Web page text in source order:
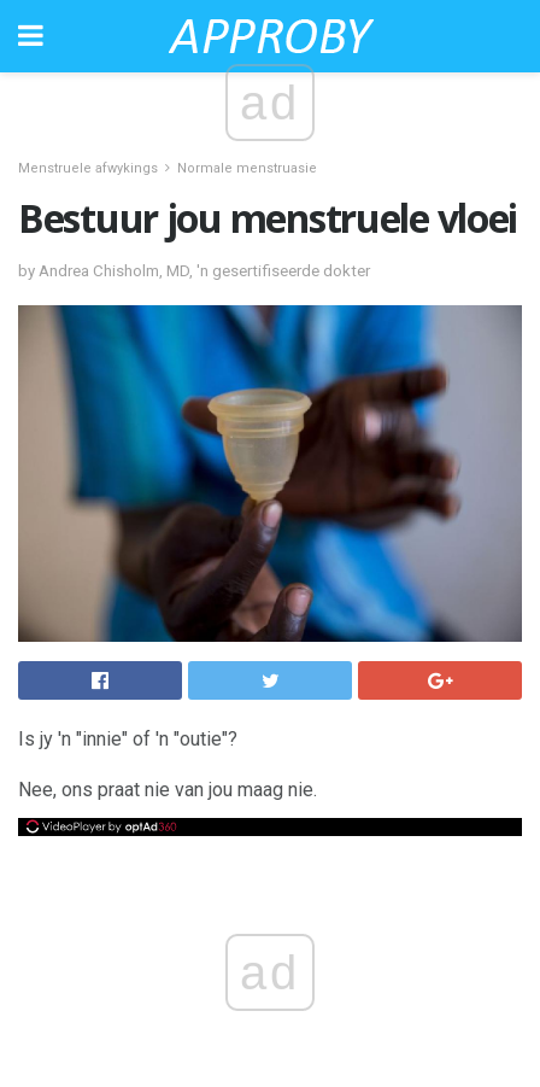
ad
Menstruele afwykings Normale menstruasie
Bestuur jou menstruele vloei
by Andrea Chisholm, MD, 'n gesertifiseerde dokter
Is jy 'n "innie" of 'n "outie"?
Nee, ons praat nie van jou maag nie.
ad